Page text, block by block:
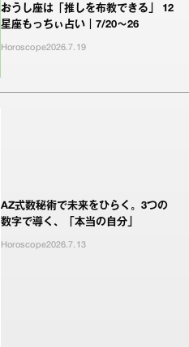
おうし座は「推しを布教できる」 12
星座もっちぃ占い｜7/20～26
Horoscope2026.7.19
AZ式数秘術で未来をひらく。3つの
数字で導く、「本当の自分」
Horoscope2026.7.13